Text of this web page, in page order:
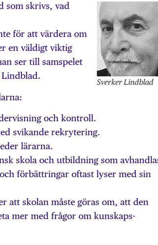
Sverker Lindblad
som skrivs, vad
för att värdera om
en väldigt viktig
ser till samspelet
Lindblad.
och kontroll.
svikande rekrytering.
lärarna.
skola och utbildning som
förbättringar oftast lyser med sin
att skolan måste göras om, att den
mer med frågor om kunskaps­